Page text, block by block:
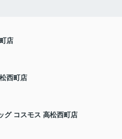
店
西町店
グ コスモス 高松西町店